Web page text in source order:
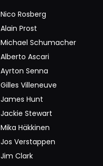
Nico Rosberg
Alain Prost
Michael Schumacher
Alberto Ascari
Ayrton Senna
Gilles Villeneuve
James Hunt
Jackie Stewart
Mika Häkkinen
Jos Verstappen
Jim Clark